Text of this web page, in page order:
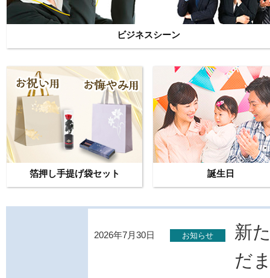
ビジネスシーン
箔押し手提げ袋セット 誕生日
2026年7月30日 お知らせ
新
だ